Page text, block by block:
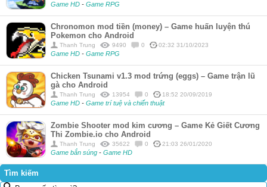
Game HD - Game RPG
Chronomon mod tiền (money) – Game huấn luyện thú
Pokemon cho Android
Thanh Trung 9490 0 02:32 31/10/2023
Game HD - Game RPG
Chicken Tsunami v1.3 mod trứng (eggs) – Game trận lũ
gà cho Android
Thanh Trung 13954 0 18:52 20/09/2019
Game HD - Game trí tuệ và chiến thuật
Zombie Shooter mod kim cương – Game Kẻ Giết Cương
Thi Zombie.io cho Android
Thanh Trung 35622 0 21:03 26/01/2020
Game bắn súng - Game HD
Tìm kiếm